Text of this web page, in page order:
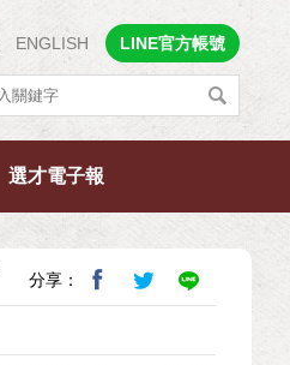
ENGLISH LINE官方帳號
選才電子報
分享：